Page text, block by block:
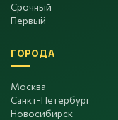
Срочный
Первый
ГОРОДА
Москва
Санкт-Петербург
Новосибирск